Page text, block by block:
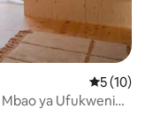
Ukadiriaji
5 (10)
ya Ufukweni